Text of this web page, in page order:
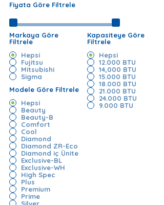
Fiyata Göre Filtrele
Markaya Göre
Filtrele
Hepsi
Fujitsu
Mitsubishi
Sigma
Modele Göre Filtrele
Hepsi
Beauty
Beauty-B
Comfort
Cool
Diamond
Diamond ZR-Eco
Diamond iç Ünite
Exclusive-BL
Exclusive-WH
High Spec
Plus
Premium
Prime
Silver
Kapasiteye Göre
Filtrele
Hepsi
12.000 BTU
14,000 BTU
15.000 BTU
18.000 BTU
21.000 BTU
24.000 BTU
9.000 BTU